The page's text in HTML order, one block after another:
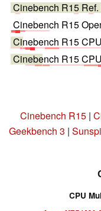
Cinebench R15
Cinebench R15
Cinebench R15
Cinebench R15
Cinebench R15|
Geekbench 3 |
CPU